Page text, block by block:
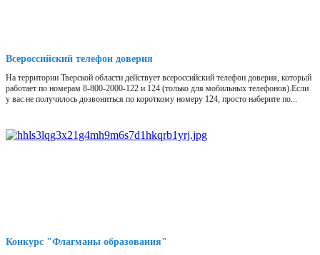
Всероссийский телефон доверия
На территории Тверской области действует всероссийский телефон доверия, который
работает по номерам 8-800-2000-122 и 124 (только для мобильных телефонов).Если
у вас не получилось дозвониться по короткому номеру 124, просто наберите по...
Конкурс "Флагманы образования"